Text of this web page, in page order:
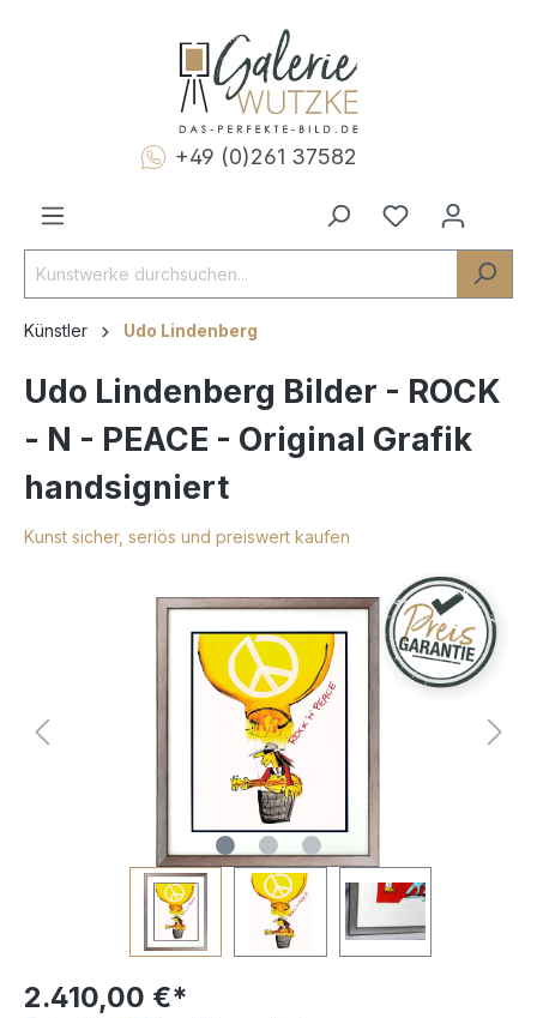
+49 (0)261 37582
Künstler Udo Lindenberg
Udo Lindenberg Bilder - ROCK
- N - PEACE - Original Grafik
handsigniert
Kunst sicher, seriös und preiswert kaufen
2.410,00 €*